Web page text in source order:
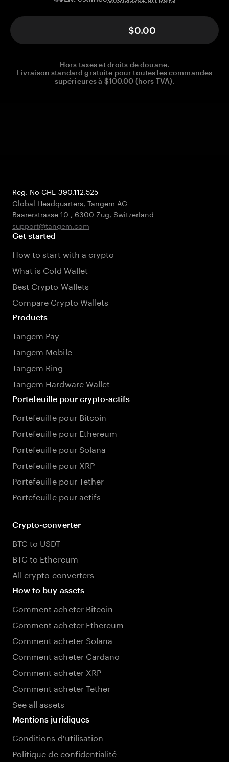
$0.00
Hors taxes et droits de douane.
Livraison standard gratuite pour toutes les commandes
supérieures à $100.00 (hors TVA).
Reg. No CHE-390.112.525
Global Headquarters, Tangem AG
Baarerstrasse 10 , 6300 Zug, Switzerland
support@tangem.com
Get started
How to start with a crypto
What is Cold Wallet
Best Crypto Wallets
Compare Crypto Wallets
Products
Tangem Pay
Tangem Mobile
Tangem Ring
Tangem Hardware Wallet
Portefeuille pour crypto-actifs
Portefeuille pour Bitcoin
Portefeuille pour Ethereum
Portefeuille pour Solana
Portefeuille pour XRP
Portefeuille pour Tether
Portefeuille pour actifs
Crypto-converter
BTC to USDT
BTC to Ethereum
All crypto converters
How to buy assets
Comment acheter Bitcoin
Comment acheter Ethereum
Comment acheter Solana
Comment acheter Cardano
Comment acheter XRP
Comment acheter Tether
See all assets
Mentions juridiques
Conditions d'utilisation
Politique de confidentialité